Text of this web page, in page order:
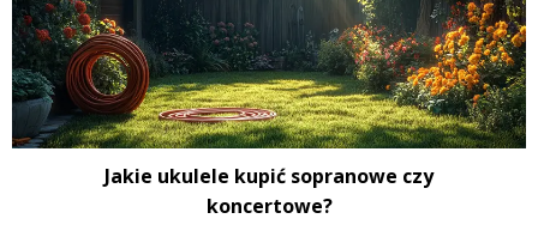
Jakie ukulele kupić sopranowe czy
koncertowe?